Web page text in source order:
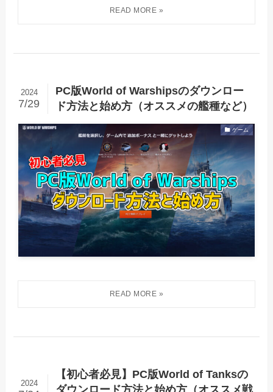
PC版World of Warshipsのダウンロー
ド方法と始め方（オススメの艦種など）
2024
7/29
ゲーム
【初心者必見】PC版World of Tanksの
ダウンロード方法と始め方（オススメ戦
2024